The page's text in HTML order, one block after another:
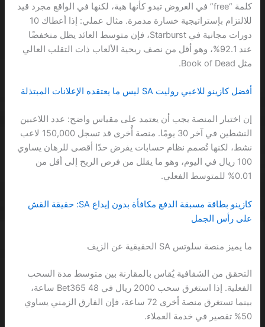
كلمة “free” في العروض تبدو كأنها هبة، لكنها في الواقع مجرد قيد
للالتزام بإستراتيجية خسارة مدمرة. مثال عملي: إذا أعطاك 10
دورات مجانية في Starburst، فإن متوسط العائد يظل منخفضًا
عند 92.1%، وهو أقل من نصف ربحية الألعاب ذات التقلب العالي
مثل Book of Dead.
أفضل كازينو للاعبي روليت SA ليس ما يعتقده الإعلانات المبتذلة
إن اختيار المنصة يجب أن يعتمد على مقياس واضح: عدد اللاعبين
النشطين في آخر 30 يومًا. منصة أُخرى قد تسجل 150,000 لاعب
نشط، لكنها تُصمم نظام حسابات يفرض حدًا أقصى للرهان يساوي
100 ريال في اليوم، وهو ما يقلل من فرص الربح إلى أقل من
0.01% للمتوسط الفعلي.
كازينو بطاقة مسبقة الدفع مكافأة بدون إيداع SA: حقيقة القش
على رأس الجمل
ما يميز منصة سلوتس SA الحقيقية عن الزيف
التحقق من الشفافية يُقاس بالمقارنة بين متوسط مدة السحب
الفعلية. إذا استغرق سحب 2000 ريال في Bet365 48 ساعة،
بينما تستغرق منصة أخرى 72 ساعة، فإن الفارق الزمني يساوي
50% تقصير في خدمة العملاء.